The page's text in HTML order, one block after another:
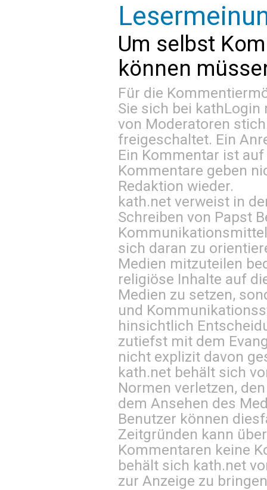
Um selbst
können
Für die
Sie sich bei kathLogin
von Moderatoren
freigeschaltet. Ein
Ein Kommentar ist
Kommentare geben
Redaktion wieder.
kath.net verweist in
Schreiben von Papst
sich daran zu
Medien mitzuteilen
religiöse Inhalte auf
Medien zu setzen,
und
hinsichtlich
zutiefst mit dem
nicht explizit davon
kath.net behält sich
Normen verletzen,
dem Ansehen des
Benutzer können
Zeitgründen kann
Kommentaren keine
behält sich kath.net
zur Anzeige zu